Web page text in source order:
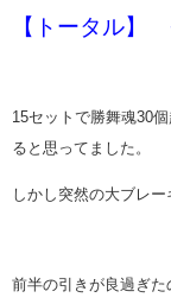
【トータル】
15セットで勝舞魂30
ると思ってました。
しかし突然の大ブレー
前半の引きが良過ぎた